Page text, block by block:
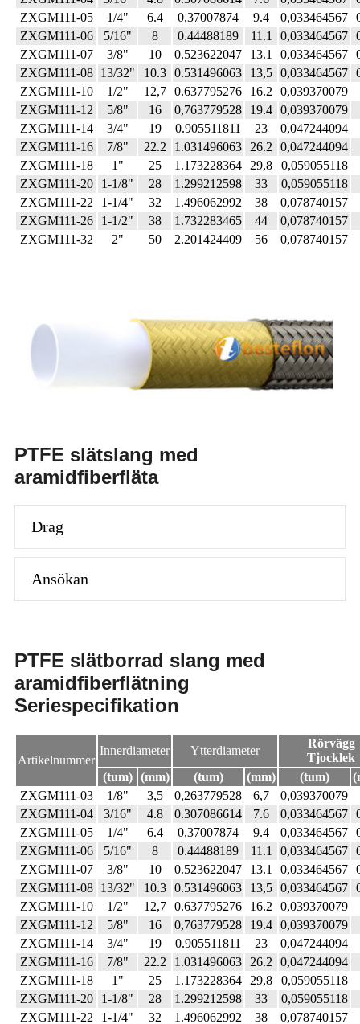
ZXGM111-05
1/4" 6.4 0,37007874 9.4 0,033464567
ZXGM111-06
5/16" 8 0.44488189 11.1 0,033464567
ZXGM111-07
3/8" 10 0.523622047 13.1 0,033464567
ZXGM111-08
13/32" 10.3 0.531496063 13,5 0,033464567
ZXGM111-10
1/2" 12,7 0.637795276 16.2
0,039370079
ZXGM111-12
5/8" 16 0,763779528 19.4 0,039370079
ZXGM111-14
3/4" 19 0.905511811 23 0,047244094
ZXGM111-16
7/8" 22.2 1.031496063 26.2 0,047244094
ZXGM111-18
1" 25 1.173228364 29,8 0,059055118
ZXGM111-20
1-1/8" 28 1.299212598 33 0,059055118
ZXGM111-22
1-1/4" 32 1.496062992 38
0,078740157
ZXGM111-26
1-1/2" 38 1.732283465 44
0,078740157
ZXGM111-32
2" 50 2.201424409 56 0,078740157
PTFE slätslang med
aramidfiberfläta
Drag
Ansökan
PTFE slätborrad slang med
aramidfiberflätning
Seriespecifikation
Artikelnummer
Innerdiameter Ytterdiameter
Rörvägg
Tjocklek
(tum)
(mm) (tum) (mm) (tum)
ZXGM111-03
1/8" 3,5 0,263779528 6,7
0,039370079
ZXGM111-04
3/16" 4.8 0.307086614 7.6 0,033464567
ZXGM111-05
1/4" 6.4 0,37007874 9.4 0,033464567
ZXGM111-06
5/16" 8 0.44488189 11.1 0,033464567
ZXGM111-07
3/8" 10 0.523622047 13.1 0,033464567
ZXGM111-08
13/32" 10.3 0.531496063 13,5 0,033464567
ZXGM111-10
1/2" 12,7 0.637795276 16.2
0,039370079
ZXGM111-12
5/8" 16 0,763779528 19.4 0,039370079
ZXGM111-14
3/4" 19 0.905511811 23 0,047244094
ZXGM111-16
7/8" 22.2 1.031496063 26.2 0,047244094
ZXGM111-18
1" 25 1.173228364 29,8 0,059055118
ZXGM111-20
1-1/8" 28 1.299212598 33 0,059055118
ZXGM111-22
1-1/4" 32 1.496062992 38
0,078740157